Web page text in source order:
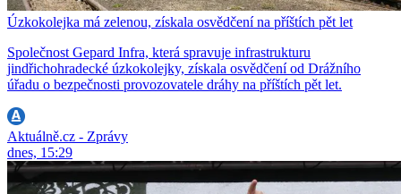
Úzkokolejka má zelenou, získala osvědčení na příštích pět let
Společnost Gepard Infra, která spravuje infrastrukturu
jindřichohradecké úzkokolejky, získala osvědčení od Drážního
úřadu o bezpečnosti provozovatele dráhy na příštích pět let.
Aktuálně.cz - Zprávy
dnes, 15:29